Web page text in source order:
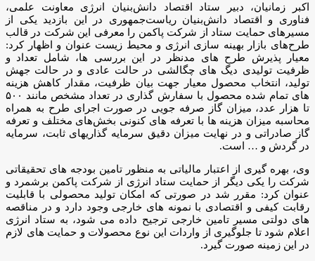
اکبر زمانیان، دبیر ستاد اقتصاد دانش‌بنیان انرژی معاونت علمی،
فناوری و اقتصاد دانش‌بنیان ریاست‌جمهوری در این بازدید یکی از
مسیرهای حمایت ستاد از شرکت پاکمن را معرفی این شرکت در قالب
طرح‌های بازار بهینه سازی انرژی و محیط زیست عنوان و اظهار کرد:
معیار پذیرش طرح های مدنظر در این بررسی ها، شامل تعداد و
ظرفیت تولیدی دیگ های چگالشی در حالت عادی و در حالت جهش
تولید، انتخاب محصول معیار جهت بیان ظرفیت، مقدار کاهش هزینه
‌های تمام شده محصول با سفارش گذاری در تعداد مشخص مانند ۵۰۰
تا هزار عدد، میزان گاز صرفه جویی در صورت اجرای طرح به همراه
محاسبه میزان هزینه ها با تعرفه های کنونی بخش‌های مختلف و تعرفه
گاز صادراتی و در نهایت میزان دقیق سرمایه گذاریهای ثابت، سرمایه
در گردش و … است.
وی، بهره گیری از اعتبار مالیاتی به منظور تامین بودجه های تحقیقاتی
شرکت را یکی دیگر از حمایت ستاد انرژی از شرکت پاکمن برشمرد و
عنوان کرد: مقرر شد در صورتی که امکان تولید محصولی با قابلیت
رقابت کیفی و اقتصادی با نمونه های خارجی وجود دارد و در مناقصه
های دولتی مسیر تامین خارجی ترجیح داده می شود، به ستاد انرژی
اعلام شود تا جلوگیری از واردات این نوع محصولات و حمایت های لازم
در این زمینه صورت گیرد.